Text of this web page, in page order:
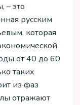
– это
русским
которая
от 40 до 60
таких
из фаз
отражают